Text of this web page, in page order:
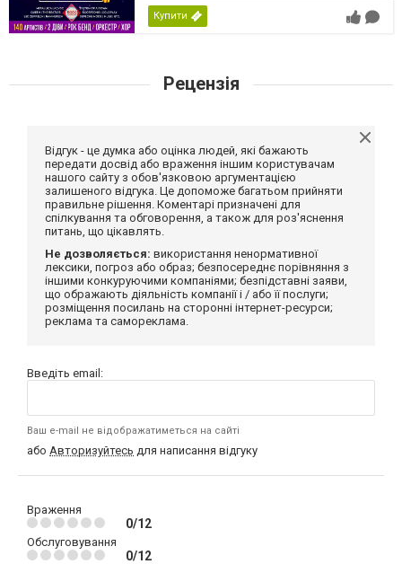
Купити
Рецензія
Відгук - це думка або оцінка людей, які бажають
передати досвід або враження іншим користувачам
нашого сайту з обов'язковою аргументацією
залишеного відгука. Це допоможе багатьом прийняти
правильне рішення. Коментарі призначені для
спілкування та обговорення, а також для роз'яснення
питань, що цікавлять.
Не дозволяється: використання ненормативної
лексики, погроз або образ; безпосереднє порівняння з
іншими конкуруючими компаніями; безпідставні заяви,
що ображають діяльність компанії і / або її послуги;
розміщення посилань на сторонні інтернет-ресурси;
реклама та самореклама.
Введіть email:
Ваш e-mail не відображатиметься на сайті
або Авторизуйтесь для написання відгуку
Враження
0/12
Обслуговування
0/12